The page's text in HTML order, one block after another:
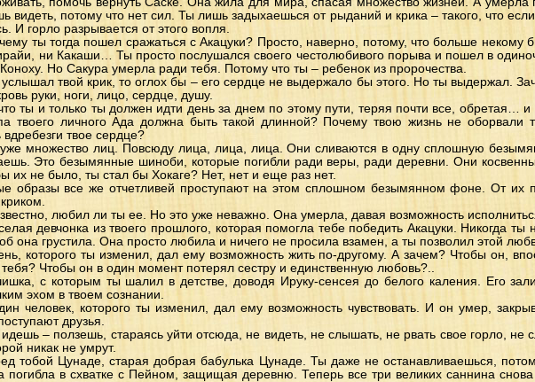
видеть, потому что нет сил. Ты лишь задыхаешься от рыданий и крика – такого, что
И горло разрывается от этого вопля.
ты тогда пошел сражаться с Акацуки? Просто, наверно, потому, что больше некому
ни Какаши… Ты просто послушался своего честолюбивого порыва и пошел в
Но Сакура умерла ради тебя. Потому что ты – ребенок из пророчества.
услышал твой крик, то оглох бы – его сердце не выдержало бы этого. Но ты выдержал.
руки, ноги, лицо, сердце, душу.
ты и только ты должен идти день за днем по этому пути, теряя почти все, обретая…
твоего личного Ада должна быть такой длинной? Почему твою жизнь не оборвали
вдребезги твое сердце?
множество лиц. Повсюду лица, лица, лица. Они сливаются в одну сплошную
Это безымянные шиноби, которые погибли ради веры, ради деревни. Они
их не было, ты стал бы Хокаге? Нет, нет и еще раз нет.
образы все же отчетливей проступают на этом сплошном безымянном фоне. От их
любил ли ты ее. Но это уже неважно. Она умерла, давая возможность
девчонка из твоего прошлого, которая помогла тебе победить Акацуки. Никогда ты
она грустила. Она просто любила и ничего не просила взамен, а ты позволил этой
которого ты изменил, дал ему возможность жить по-другому. А зачем? Чтобы он,
тебя? Чтобы он в один момент потерял сестру и единственную любовь?..
с которым ты шалил в детстве, доводя Ируку-сенсея до белого каления. Его
эхом в твоем сознании.
человек, которого ты изменил, дал ему возможность чувствовать. И он умер,
друзья.
– ползешь, стараясь уйти отсюда, не видеть, не слышать, не рвать свое горло, не
никак не умрут.
тобой Цунаде, старая добрая бабулька Цунаде. Ты даже не останавливаешься,
в схватке с Пейном, защищая деревню. Теперь все три великих саннина